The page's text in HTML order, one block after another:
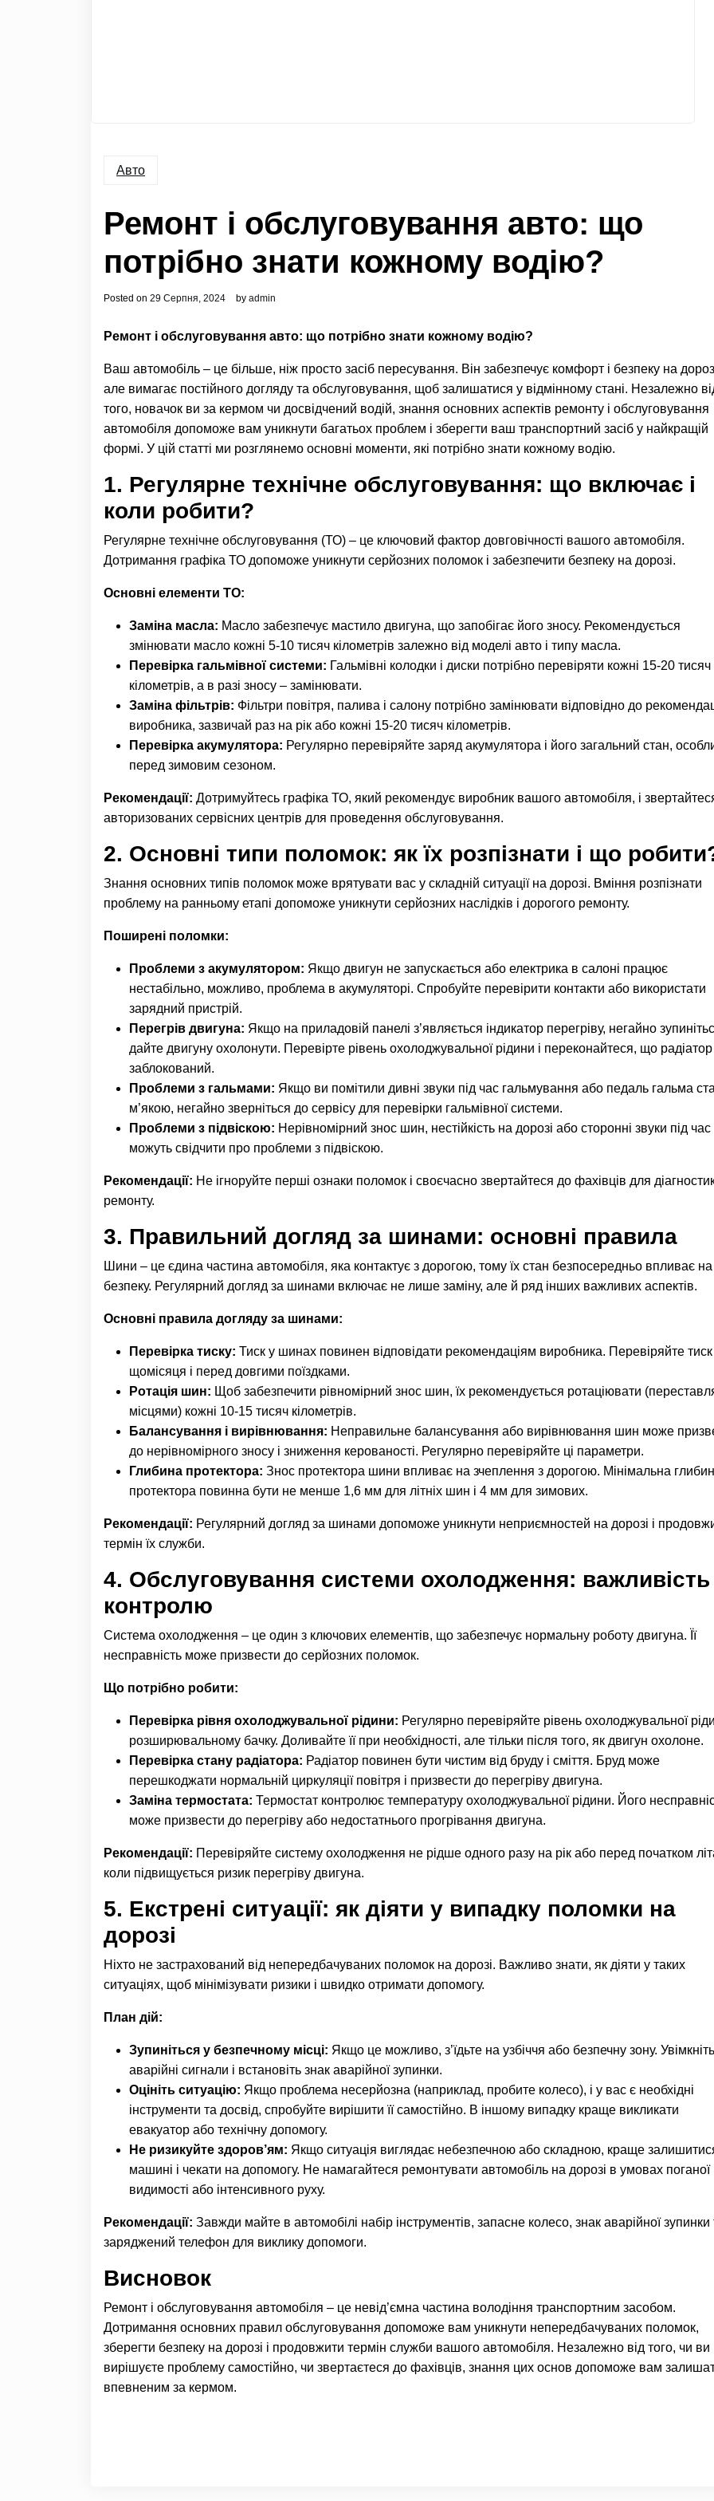
Авто
Ремонт і обслуговування авто: що
потрібно знати кожному водію?
Posted on 29 Серпня, 2024 by admin
Ремонт і обслуговування авто: що потрібно знати кожному водію?
Ваш автомобіль – це більше, ніж просто засіб пересування. Він забезпечує комфорт і безпеку на
але вимагає постійного догляду та обслуговування, щоб залишатися у відмінному стані. Незалежно
того, новачок ви за кермом чи досвідчений водій, знання основних аспектів ремонту і обслуговування
автомобіля допоможе вам уникнути багатьох проблем і зберегти ваш транспортний засіб у найкращій
формі. У цій статті ми розглянемо основні моменти, які потрібно знати кожному водію.
1. Регулярне технічне обслуговування: що включає і
коли робити?
Регулярне технічне обслуговування (ТО) – це ключовий фактор довговічності вашого автомобіля.
Дотримання графіка ТО допоможе уникнути серйозних поломок і забезпечити безпеку на дорозі.
Основні елементи ТО:
Заміна масла: Масло забезпечує мастило двигуна, що запобігає його зносу. Рекомендується
змінювати масло кожні 5-10 тисяч кілометрів залежно від моделі авто і типу масла.
Перевірка гальмівної системи: Гальмівні колодки і диски потрібно перевіряти кожні 15-20 тисяч
кілометрів, а в разі зносу – замінювати.
Заміна фільтрів: Фільтри повітря, палива і салону потрібно замінювати відповідно до
виробника, зазвичай раз на рік або кожні 15-20 тисяч кілометрів.
Перевірка акумулятора: Регулярно перевіряйте заряд акумулятора і його загальний стан,
перед зимовим сезоном.
Рекомендації: Дотримуйтесь графіка ТО, який рекомендує виробник вашого автомобіля, і
авторизованих сервісних центрів для проведення обслуговування.
2. Основні типи поломок: як їх розпізнати і що
Знання основних типів поломок може врятувати вас у складній ситуації на дорозі. Вміння розпізнати
проблему на ранньому етапі допоможе уникнути серйозних наслідків і дорогого ремонту.
Поширені поломки:
Проблеми з акумулятором: Якщо двигун не запускається або електрика в салоні працює
нестабільно, можливо, проблема в акумуляторі. Спробуйте перевірити контакти або використати
зарядний пристрій.
Перегрів двигуна: Якщо на приладовій панелі з’являється індикатор перегріву, негайно
дайте двигуну охолонути. Перевірте рівень охолоджувальної рідини і переконайтеся, що
заблокований.
Проблеми з гальмами: Якщо ви помітили дивні звуки під час гальмування або педаль гальма
м’якою, негайно зверніться до сервісу для перевірки гальмівної системи.
Проблеми з підвіскою: Нерівномірний знос шин, нестійкість на дорозі або сторонні звуки під час
можуть свідчити про проблеми з підвіскою.
Рекомендації: Не ігноруйте перші ознаки поломок і своєчасно звертайтеся до фахівців для
ремонту.
3. Правильний догляд за шинами: основні правила
Шини – це єдина частина автомобіля, яка контактує з дорогою, тому їх стан безпосередньо впливає на
безпеку. Регулярний догляд за шинами включає не лише заміну, але й ряд інших важливих аспектів.
Основні правила догляду за шинами:
Перевірка тиску: Тиск у шинах повинен відповідати рекомендаціям виробника. Перевіряйте тиск
щомісяця і перед довгими поїздками.
Ротація шин: Щоб забезпечити рівномірний знос шин, їх рекомендується ротаціювати
місцями) кожні 10-15 тисяч кілометрів.
Балансування і вирівнювання: Неправильне балансування або вирівнювання шин може
до нерівномірного зносу і зниження керованості. Регулярно перевіряйте ці параметри.
Глибина протектора: Знос протектора шини впливає на зчеплення з дорогою. Мінімальна
протектора повинна бути не менше 1,6 мм для літніх шин і 4 мм для зимових.
Рекомендації: Регулярний догляд за шинами допоможе уникнути неприємностей на дорозі і
термін їх служби.
4. Обслуговування системи охолодження: важливість
контролю
Система охолодження – це один з ключових елементів, що забезпечує нормальну роботу двигуна. Її
несправність може призвести до серйозних поломок.
Що потрібно робити:
Перевірка рівня охолоджувальної рідини: Регулярно перевіряйте рівень охолоджувальної
розширювальному бачку. Доливайте її при необхідності, але тільки після того, як двигун охолоне.
Перевірка стану радіатора: Радіатор повинен бути чистим від бруду і сміття. Бруд може
перешкоджати нормальній циркуляції повітря і призвести до перегріву двигуна.
Заміна термостата: Термостат контролює температуру охолоджувальної рідини. Його
може призвести до перегріву або недостатнього прогрівання двигуна.
Рекомендації: Перевіряйте систему охолодження не рідше одного разу на рік або перед початком
коли підвищується ризик перегріву двигуна.
5. Екстрені ситуації: як діяти у випадку поломки на
дорозі
Ніхто не застрахований від непередбачуваних поломок на дорозі. Важливо знати, як діяти у таких
ситуаціях, щоб мінімізувати ризики і швидко отримати допомогу.
План дій:
Зупиніться у безпечному місці: Якщо це можливо, з’їдьте на узбіччя або безпечну зону. Увімкніть
аварійні сигнали і встановіть знак аварійної зупинки.
Оцініть ситуацію: Якщо проблема несерйозна (наприклад, пробите колесо), і у вас є необхідні
інструменти та досвід, спробуйте вирішити її самостійно. В іншому випадку краще викликати
евакуатор або технічну допомогу.
Не ризикуйте здоров’ям: Якщо ситуація виглядає небезпечною або складною, краще
машині і чекати на допомогу. Не намагайтеся ремонтувати автомобіль на дорозі в умовах поганої
видимості або інтенсивного руху.
Рекомендації: Завжди майте в автомобілі набір інструментів, запасне колесо, знак аварійної зупинки
заряджений телефон для виклику допомоги.
Висновок
Ремонт і обслуговування автомобіля – це невід’ємна частина володіння транспортним засобом.
Дотримання основних правил обслуговування допоможе вам уникнути непередбачуваних поломок,
зберегти безпеку на дорозі і продовжити термін служби вашого автомобіля. Незалежно від того, чи ви
вирішуєте проблему самостійно, чи звертаєтеся до фахівців, знання цих основ допоможе вам
впевненим за кермом.